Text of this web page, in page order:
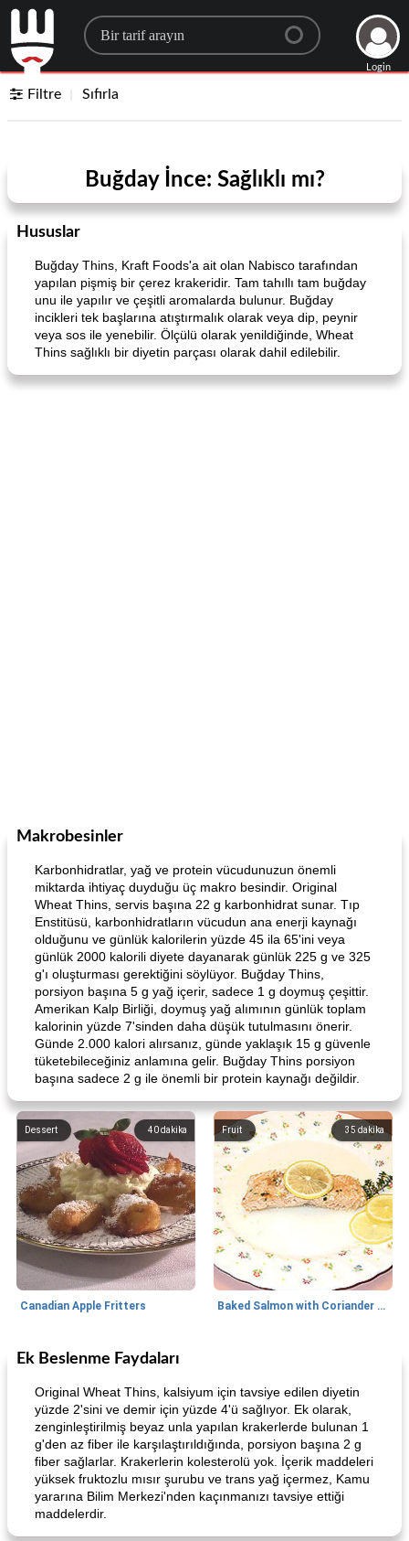
Search for a recipe
Login
Filtre Sıfırla
Buğday İnce: Sağlıklı mı?
Hususlar
Buğday Thins, Kraft Foods'a ait olan Nabisco tarafından
yapılan pişmiş bir çerez krakeridir. Tam tahıllı tam buğday
unu ile yapılır ve çeşitli aromalarda bulunur. Buğday
incikleri tek başlarına atıştırmalık olarak veya dip, peynir
veya sos ile yenebilir. Ölçülü olarak yenildiğinde, Wheat
Thins sağlıklı bir diyetin parçası olarak dahil edilebilir.
Makrobesinler
Karbonhidratlar, yağ ve protein vücudunuzun önemli
miktarda ihtiyaç duyduğu üç makro besindir. Original
Wheat Thins, servis başına 22 g karbonhidrat sunar. Tıp
Enstitüsü, karbonhidratların vücudun ana enerji kaynağı
olduğunu ve günlük kalorilerin yüzde 45 ila 65'ini veya
günlük 2000 kalorili diyete dayanarak günlük 225 g ve 325
g'ı oluşturması gerektiğini söylüyor. Buğday Thins,
porsiyon başına 5 g yağ içerir, sadece 1 g doymuş çeşittir.
Amerikan Kalp Birliği, doymuş yağ alımının günlük toplam
kalorinin yüzde 7'sinden daha düşük tutulmasını önerir.
Günde 2.000 kalori alırsanız, günde yaklaşık 15 g güvenle
tüketebileceğiniz anlamına gelir. Buğday Thins porsiyon
başına sadece 2 g ile önemli bir protein kaynağı değildir.
40dakika
Dessert
Canadian Apple Fritters
35 dakika
Fruit
Baked Salmon with Coriander and Thyme
65 dakika
Boneless Chicken Recipes
Curry Chicken Dinner Mexican Cream (Fudge)
Ek Beslenme Faydaları
Original Wheat Thins, kalsiyum için tavsiye edilen diyetin
yüzde 2'sini ve demir için yüzde 4'ü sağlıyor. Ek olarak,
zenginleştirilmiş beyaz unla yapılan krakerlerde bulunan 1
g'den az fiber ile karşılaştırıldığında, porsiyon başına 2 g
fiber sağlarlar. Krakerlerin kolesterolü yok. İçerik maddeleri
yüksek fruktozlu mısır şurubu ve trans yağ içermez, Kamu
yararına Bilim Merkezi'nden kaçınmanızı tavsiye ettiği
maddelerdir.